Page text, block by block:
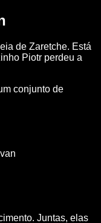
de Zaretche. Está
Piotr perdeu a
conjunto de
Juntas, elas